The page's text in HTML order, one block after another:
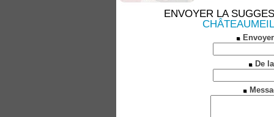
ENVOYER LA
De